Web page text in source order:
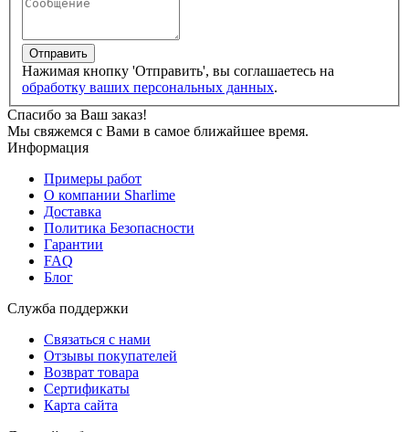
Отправить
Нажимая кнопку 'Отправить', вы соглашаетесь на
обработку ваших персональных данных.
Спасибо за Ваш заказ!
Мы свяжемся с Вами в самое ближайшее время.
Информация
Примеры работ
О компании Sharlime
Доставка
Политика Безопасности
Гарантии
FAQ
Блог
Служба поддержки
Связаться с нами
Отзывы покупателей
Возврат товара
Сертификаты
Карта сайта